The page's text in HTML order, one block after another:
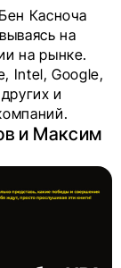
Касноча
на
на рынке.
Intel, Google,
и
и Максим